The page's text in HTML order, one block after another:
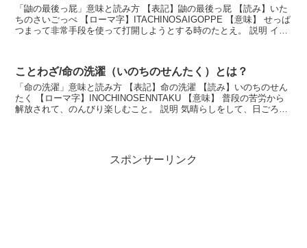
「鼬の最後っ屁」意味と読み方 【表記】鼬の最後っ屁 【読み】いた
ちのさいごっぺ 【ローマ字】ITACHINOSAIGOPPE 【意味】 せっぱ
つまって非常手段を使って打開しようとする時のたとえ。 説明 イタ
ことわざ/命の洗濯（いのちのせんたく）とは？
「命の洗濯」意味と読み方 【表記】命の洗濯 【読み】いのちのせん
たく 【ローマ字】INOCHINOSENNTAKU 【意味】 普段の苦労から
解放されて、のんびり楽しむこと。 説明 気晴らしをして、日ごろの
スポンサーリンク